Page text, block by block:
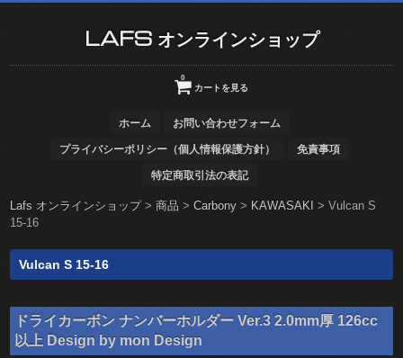
LAFS オンラインショップ
カートを見る
0
ホーム お問い合わせフォーム
プライバシーポリシー（個人情報保護方針） 免責事項
特定商取引法の表記
Lafs オンラインショップ>商品 >Carbony > KAWASAKI >Vulcan S
15-16
Vulcan S 15-16
ドライカーボン ナンバーホルダー Ver.3 2.0mm厚 126cc
以上 Design by mon Design